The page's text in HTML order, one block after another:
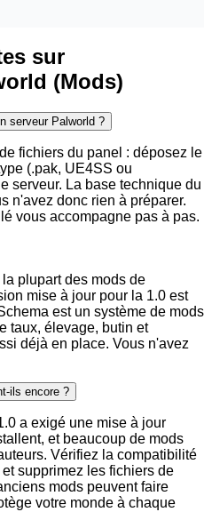
sur
(Mods)
serveur Palworld ?
fichiers du panel : déposez le
(.pak, UE4SS ou
serveur. La base technique du
n'avez donc rien à préparer.
vous accompagne pas à pas.
plupart des mods de
mise à jour pour la 1.0 est
est un système de mods
taux, élevage, butin et
déjà en place. Vous n'avez
ils encore ?
a exigé une mise à jour
et beaucoup de mods
Vérifiez la compatibilité
supprimez les fichiers de
mods peuvent faire
votre monde à chaque